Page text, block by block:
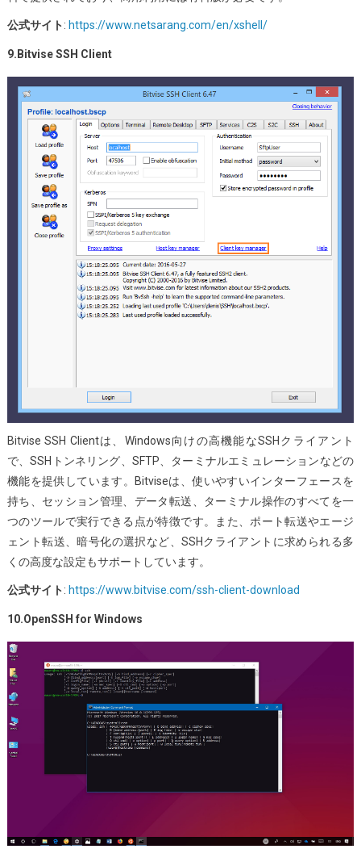
公式サイト: https://www.netsarang.com/en/xshell/
9.Bitvise SSH Client
Bitvise SSH Clientは、Windows向けの高機能なSSHクライアント
で、SSHトンネリング、SFTP、ターミナルエミュレーションなどの
機能を提供しています。Bitviseは、使いやすいインターフェースを
持ち、セッション管理、データ転送、ターミナル操作のすべてを一
つのツールで実行できる点が特徴です。また、ポート転送やエージ
ェント転送、暗号化の選択など、SSHクライアントに求められる多
くの高度な設定もサポートしています。
公式サイト: https://www.bitvise.com/ssh-client-download
10.OpenSSH for Windows